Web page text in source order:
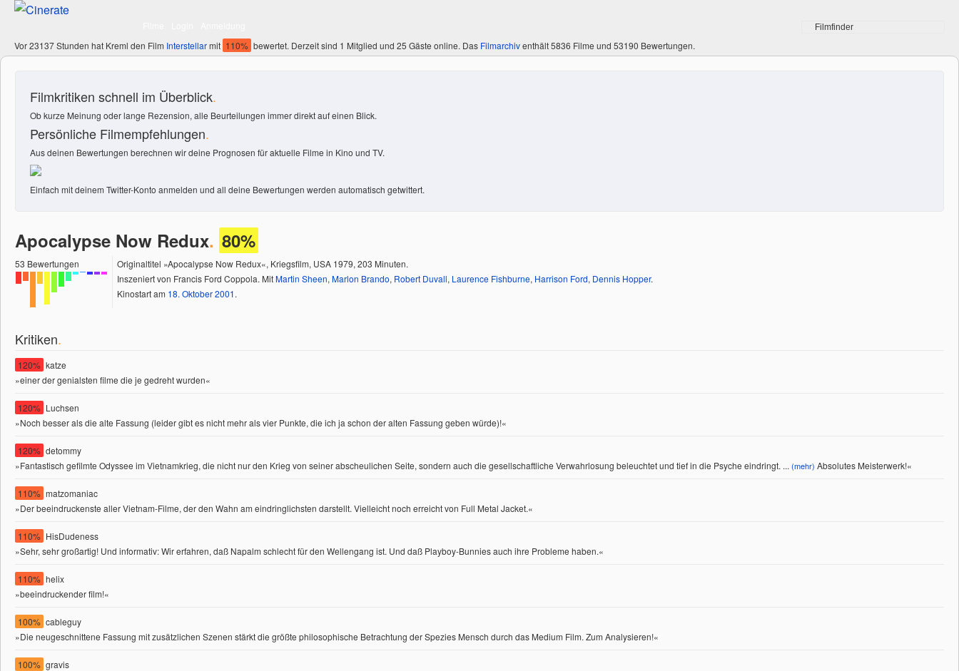
Vor 23137 Stunden hat Kreml den Film Interstellarmit 110% bewertet. Derzeit sind 1 Mitglied und 25 Gäste online. Das Filmarchiventhält 5836 Filme und 53190 Bewertungen.
Filmkritiken schnell im Überblick.
Ob kurze Meinung oder lange Rezension, alle Beurteilungen immer direkt auf einen Blick.
Persönliche Filmempfehlungen.
Aus deinen Bewertungen berechnen wir deine Prognosen für aktuelle Filme in Kino und TV.
Einfach mit deinem Twitter-Konto anmelden und all deine Bewertungen werden automatisch getwittert.
Apocalypse Now Redux. 80%
53 Bewertungen
Originaltitel »Apocalypse Now Redux«, Kriegsfilm, USA 1979, 203 Minuten.
Inszeniert von Francis Ford Coppola. MitMartin Sheen, Marlon Brando, Robert Duvall, Laurence Fishburne, Harrison Ford, Dennis Hopper.
Kinostart am 18. Oktober2001.
Kritiken.
120% katze
»einer der genialsten filme die je gedreht wurden«
120% Luchsen
»Noch besser als die alte Fassung (leider gibt es nicht mehr als vier Punkte, die ich ja schon der alten Fassung geben würde)!«
120% detommy
»Fantastisch gefilmte Odyssee im Vietnamkrieg, die nicht nur den Krieg von seiner abscheulichen Seite, sondern auch die gesellschaftliche Verwahrlosung beleuchtet und tief in die Psyche eindringt. ... (mehr) Absolutes Meisterwerk!«
110% matzomaniac
»Der beeindruckenste aller Vietnam-Filme, der den Wahn am eindringlichsten darstellt. Vielleicht noch erreicht von Full Metal Jacket.«
110% HisDudeness
»Sehr, sehr großartig! Und informativ: Wir erfahren, daß Napalm schlecht für den Wellengang ist. Und daß Playboy-Bunnies auch ihre Probleme haben.«
110% helix
»beeindruckender film!«
100% cableguy
»Die neugeschnittene Fassung mit zusätzlichen Szenen stärkt die größte philosophische Betrachtung der Spezies Mensch durch das Medium Film. Zum Analysieren!«
100% gravis